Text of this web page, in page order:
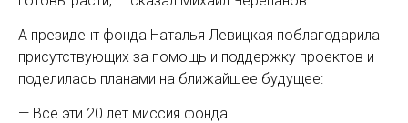
А президент фонда Наталья Левицкая поблагодарила
присутствующих за помощь и поддержку проектов и
поделилась планами на ближайшее будущее:
— Все эти 20 лет миссия фонда